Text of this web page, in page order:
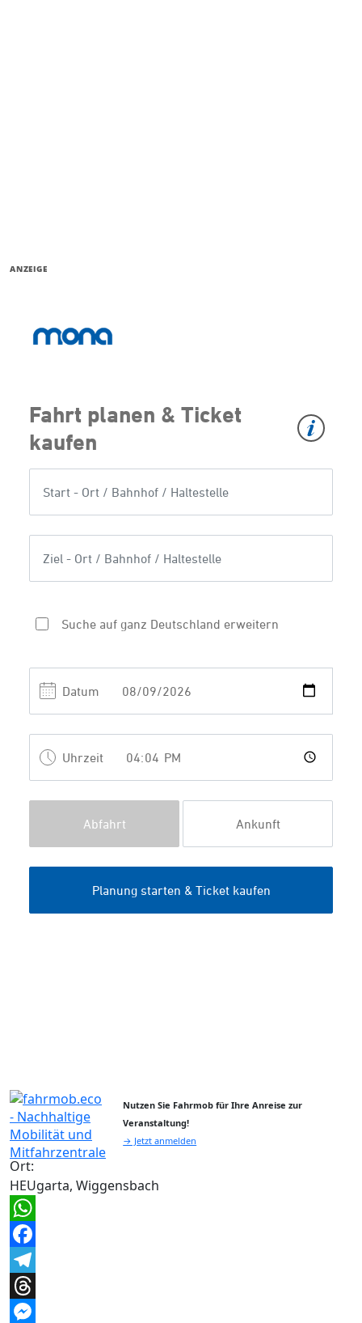
ANZEIGE
Nutzen Sie Fahrmob für Ihre Anreise zur
Veranstaltung!
→ Jetzt anmelden
Ort:
HEUgarta, Wiggensbach
WhatsApp
Facebook
Telegram
Threads